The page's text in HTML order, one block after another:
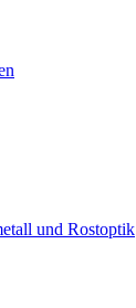
und Rostoptik